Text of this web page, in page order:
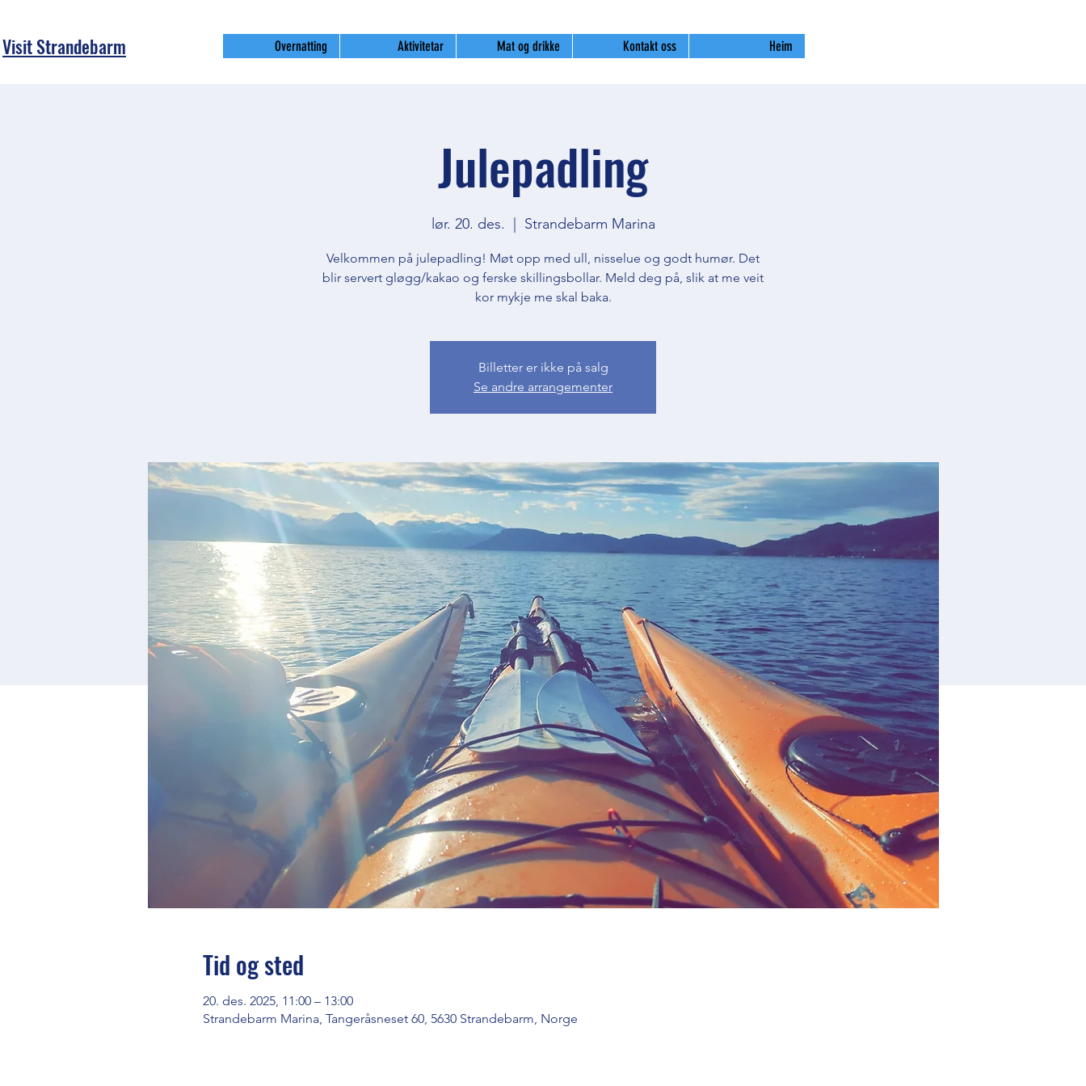
Visit Strandebarm Heim
Kontakt oss
Mat og drikke
Aktivitetar
Overnatting
Julepadling
lør. 20. des. Strandebarm Marina
Velkommen på julepadling! Møt opp med ull, nisselue og godt humør. Det
blir servert gløgg/kakao og ferske skillingsbollar. Meld deg på, slik at me veit
kor mykje me skal baka.
Billetter er ikke på salg
Se andre arrangementer
Tid og sted
20. des. 2025, 11:00 – 13:00
Strandebarm Marina, Tangeråsneset 60, 5630 Strandebarm, Norge